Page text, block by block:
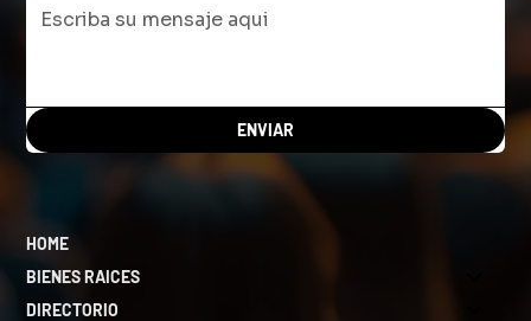
ENVIAR
HOME
BIENES RAICES
DIRECTORIO